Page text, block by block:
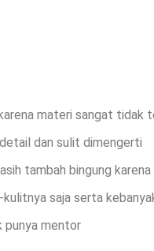
materi sangat
dan sulit dimengerti
tambah bingung
saja serta
punya mentor